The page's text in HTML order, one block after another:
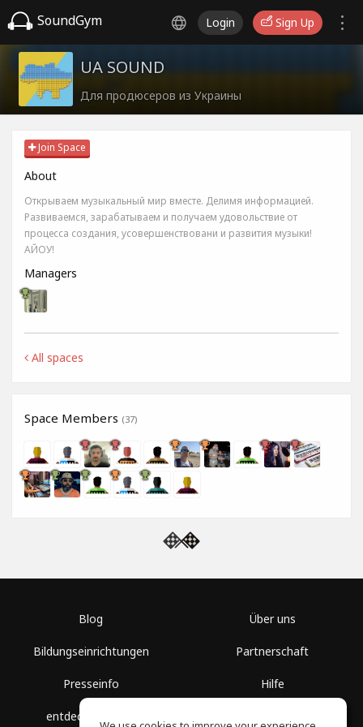
SoundGym Login Sign Up
UA SOUND
Для продюсеров из Украины
Join Space
About
Открываем музыкальный мир вместе. Делимя информацией.
Развиваемся, зарабатываем и получаем удовольствие от
процесса создания, усовершенствовани и развития музыки!
АЙОУ!
Managers
All spaces
Space Members (37)
Blog
Bildungseinrichtungen
Presseinfo
entdecke Räume
Über uns
Partnerschaft
Hilfe